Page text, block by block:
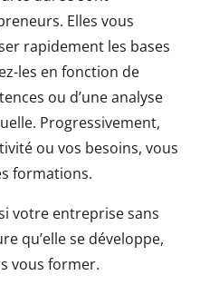
Elles vous
rapidement les bases
les en fonction de
ou d’une analyse
Progressivement,
ou vos besoins, vous
formations.
votre entreprise sans
qu’elle se développe,
vous former.